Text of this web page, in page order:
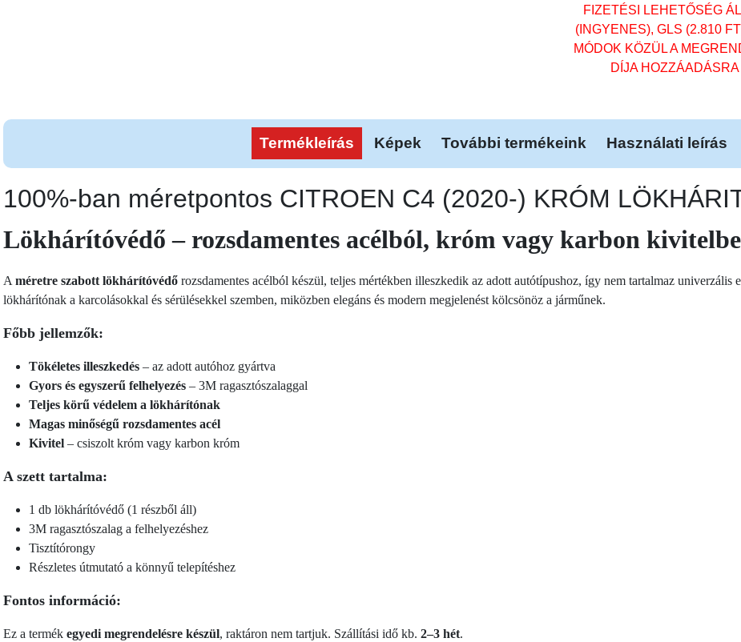
FIZETÉSI LEHETŐSÉG
(INGYENES), GLS (2.810
MÓDOK KÖZÜL A
DÍJA
Termékleírás Képek További termékeink Használati leírás
100%-ban méretpontos CITROEN C4 (2020-) KRÓM
Lökhárítóvédő – rozsdamentes acélból, króm vagy karbon
Améretre szabott lökhárítóvédő rozsdamentes acélból készül, teljes mértékben illeszkedik az adott autótípushoz, így nem tartalmaz univerzális
lökhárítónak a karcolásokkal és sérülésekkel szemben, miközben elegáns és modern megjelenést kölcsönöz a járműnek.
Főbb jellemzők:
Tökéletes illeszkedés – az adott autóhoz gyártva
Gyors és egyszerű felhelyezés – 3M ragasztószalaggal
Teljes körű védelem a lökhárítónak
Magas minőségű rozsdamentes acél
Kivitel – csiszolt króm vagy karbon króm
A szett tartalma:
1 db lökhárítóvédő (1 részből áll)
3M ragasztószalag a felhelyezéshez
Tisztítórongy
Részletes útmutató a könnyű telepítéshez
Fontos információ:
Ez a termék egyedi megrendelésre készül, raktáron nem tartjuk. Szállítási idő kb. 2–3 hét.